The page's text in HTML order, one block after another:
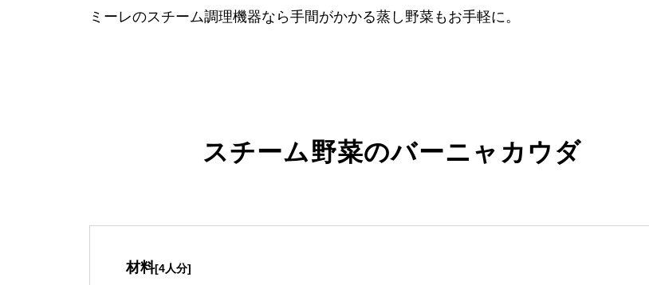
ミーレのスチーム調理機器なら手間がかかる蒸し野菜もお手軽に。
スチーム野菜のバーニャカウダ
材料[4人分]